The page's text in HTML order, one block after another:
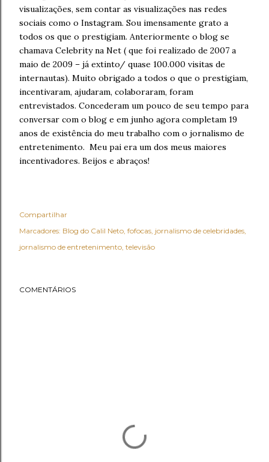
visualizações, sem contar as visualizações nas redes
sociais como o Instagram. Sou imensamente grato a
todos os que o prestigiam. Anteriormente o blog se
chamava Celebrity na Net ( que foi realizado de 2007 a
maio de 2009 – já extinto/ quase 100.000 visitas de
internautas). Muito obrigado a todos o que o prestigiam,
incentivaram, ajudaram, colaboraram, foram
entrevistados. Concederam um pouco de seu tempo para
conversar com o blog e em junho agora completam 19
anos de existência do meu trabalho com o jornalismo de
entretenimento. Meu pai era um dos meus maiores
incentivadores. Beijos e abraços!
Compartilhar
Marcadores: Blog do Calil Neto fofocas jornalismo de celebridades
jornalismo de entretenimento televisão
COMENTÁRIOS